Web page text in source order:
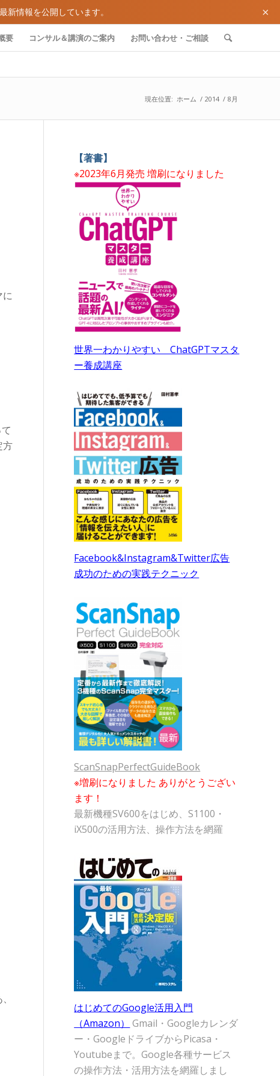
新情報を公開しています。 ×
要 コンサル＆講演のご案内 お問い合わせ・ご相談
現在位置: ホーム / 2014 / 8月
に
方
【著書】
※2023年6月発売 増刷になりました
世界一わかりやすい ChatGPTマスタ
ー養成講座
Facebook&Instagram&Twitter広告
成功のための実践テクニック
ScanSnapPerfectGuideBook
※増刷になりました ありがとうござい
ます！
最新機種SV600をはじめ、S1100・
iX500の活用方法、操作方法を網羅
はじめてのGoogle活用入門
（Amazon）
Gmail・Googleカレンダ
ー・GoogleドライブからPicasa・
Youtubeまで。Google各種サービス
の操作方法・活用方法を網羅しまし